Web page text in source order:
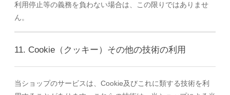
利用停止等の義務を負わない場合は、この限りではありませ
ん。
11. Cookie（クッキー）その他の技術の利用
当ショップのサービスは、Cookie及びこれに類する技術を利